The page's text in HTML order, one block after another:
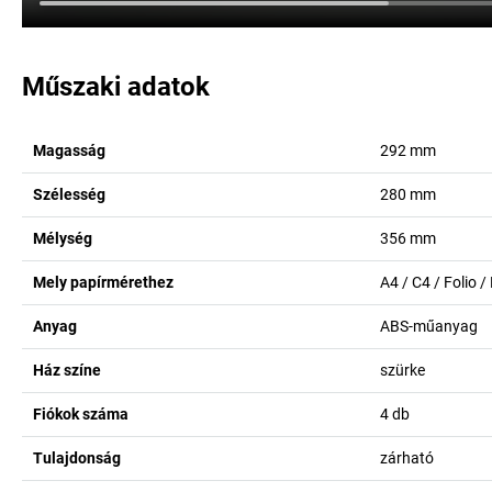
Műszaki adatok
Magasság 292 mm
Szélesség 280 mm
Mélység 356 mm
Mely papírmérethez A4 / C4 / Folio /
Anyag ABS-műanyag
Ház színe szürke
Fiókok száma 4db
Tulajdonság zárható